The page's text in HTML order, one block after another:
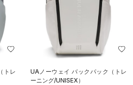
トレ
UAノーウェイ バックパック（トレ
ーニング/UNISEX）